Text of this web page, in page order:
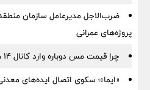
ضرب‌الاجل مدیرعامل سازمان منطقه
پروژه‌های عمرانی
چرا قیمت مس دوباره وارد کانال ۱۴ هزار دلار شد
«ایما»؛ سکوی اتصال ایده‌های